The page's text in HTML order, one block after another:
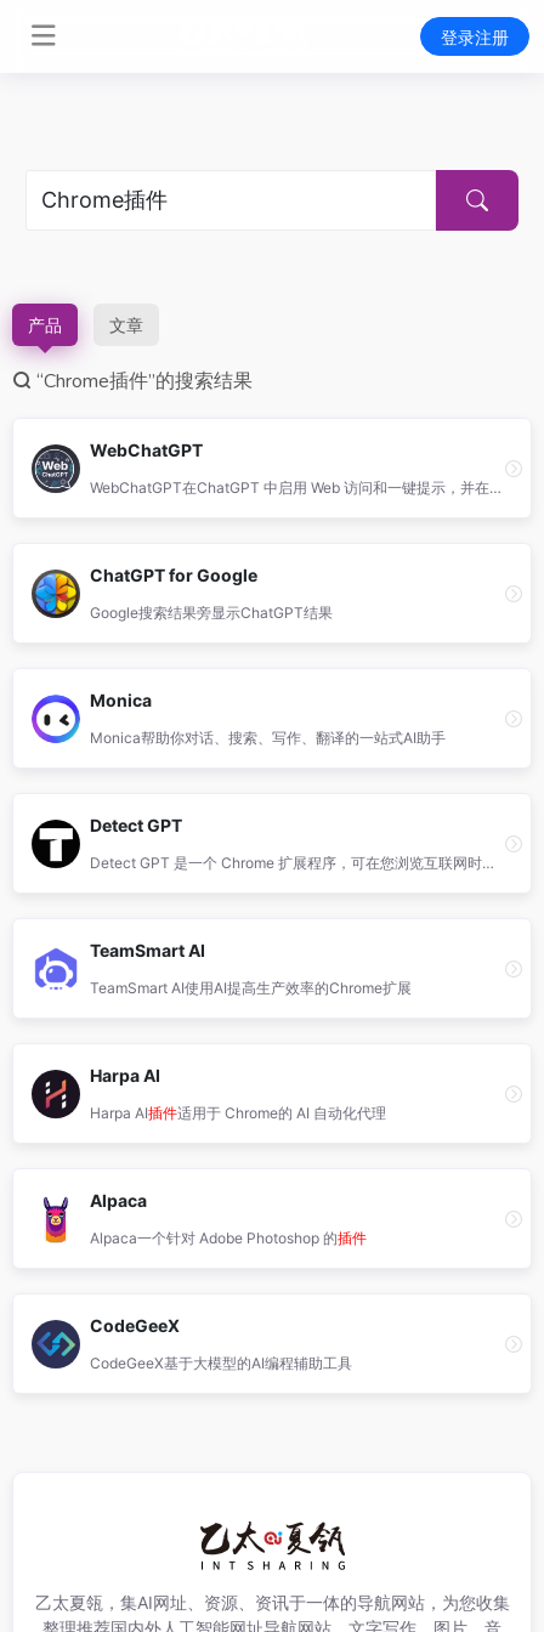
登录注册
产品 文章
“Chrome插件”的搜索结果
WebChatGPT
WebChatGPT在ChatGPT 中启用 Web 访问和一键提示，并在搜索结果旁边显示 AI 响应
ChatGPT for Google
Google搜索结果旁显示ChatGPT结果
Monica
Monica帮助你对话、搜索、写作、翻译的一站式AI助手
Detect GPT
Detect GPT 是一个 Chrome 扩展程序，可在您浏览互联网时扫描页面内容。
TeamSmart AI
TeamSmart AI使用AI提高生产效率的Chrome扩展
Harpa AI
Harpa AI插件适用于 Chrome的 AI 自动化代理
Alpaca
Alpaca一个针对 Adobe Photoshop 的插件
CodeGeeX
CodeGeeX基于大模型的AI编程辅助工具
乙太夏瓴，集AI网址、资源、资讯于一体的导航网站，为您收集
整理推荐国内外人工智能网址导航网站，文字写作，图片，音